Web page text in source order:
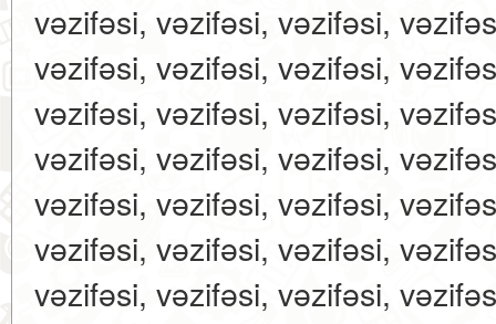
vəzifəsi, vəzifəsi, vəzifəsi,
vəzifəsi, vəzifəsi, vəzifəsi,
vəzifəsi, vəzifəsi, vəzifəsi,
vəzifəsi, vəzifəsi, vəzifəsi,
vəzifəsi, vəzifəsi, vəzifəsi,
vəzifəsi, vəzifəsi, vəzifəsi,
vəzifəsi, vəzifəsi, vəzifəsi,